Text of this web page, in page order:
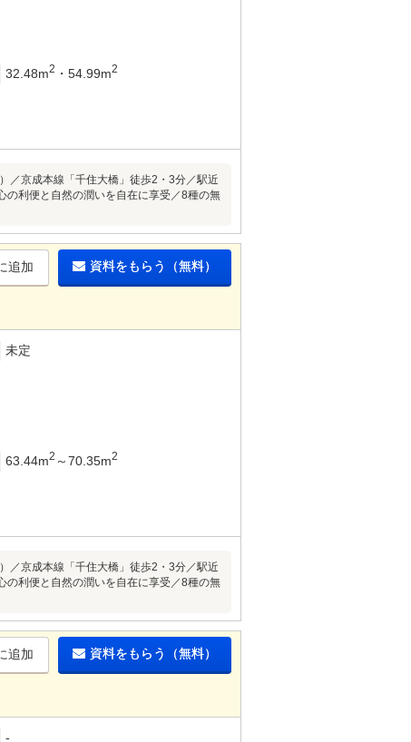
32.48m2 ・54.99m2
／京成本線「千住大橋」徒歩2・3分／駅近
利便と自然の潤いを自在に享受／8種の無
追加 資料をもらう（無料）
未定
63.44m2 ～70.35m2
／京成本線「千住大橋」徒歩2・3分／駅近
利便と自然の潤いを自在に享受／8種の無
追加 資料をもらう（無料）
-